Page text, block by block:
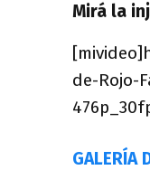
Mirá la
de-Rojo-
GALERÍA